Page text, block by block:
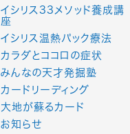
イシリス33メソッド養成講
座
イシリス温熱パック療法
カラダとココロの症状
みんなの天才発掘塾
カードリーディング
大地が蘇るカード
お知らせ